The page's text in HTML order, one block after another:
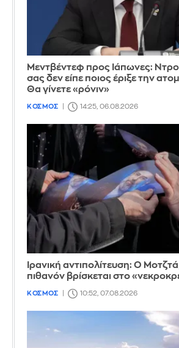
Μεντβέντεφ προς Ιάπωνες:
σας δεν είπε ποιος έριξε την
Θα γίνετε «ρόνιν»
ΚΟΣΜΟΣ 14:25, 06.08.2026
Ιρανική αντιπολίτευση: Ο
πιθανόν βρίσκεται στο
ΚΟΣΜΟΣ 10:52, 07.08.2026